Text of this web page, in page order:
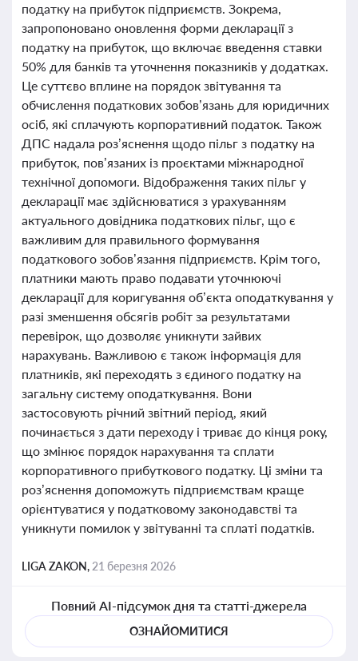
податку на прибуток підприємств. Зокрема,
запропоновано оновлення форми декларації з
податку на прибуток, що включає введення ставки
50% для банків та уточнення показників у додатках.
Це суттєво вплине на порядок звітування та
обчислення податкових зобов’язань для юридичних
осіб, які сплачують корпоративний податок. Також
ДПС надала роз’яснення щодо пільг з податку на
прибуток, пов’язаних із проєктами міжнародної
технічної допомоги. Відображення таких пільг у
декларації має здійснюватися з урахуванням
актуального довідника податкових пільг, що є
важливим для правильного формування
податкового зобов’язання підприємств. Крім того,
платники мають право подавати уточнюючі
декларації для коригування об’єкта оподаткування у
разі зменшення обсягів робіт за результатами
перевірок, що дозволяє уникнути зайвих
нарахувань. Важливою є також інформація для
платників, які переходять з єдиного податку на
загальну систему оподаткування. Вони
застосовують річний звітний період, який
починається з дати переходу і триває до кінця року,
що змінює порядок нарахування та сплати
корпоративного прибуткового податку. Ці зміни та
роз’яснення допоможуть підприємствам краще
орієнтуватися у податковому законодавстві та
уникнути помилок у звітуванні та сплаті податків.
LIGA ZAKON, 21 березня 2026
Повний AI-підсумок дня та статті-джерела
ОЗНАЙОМИТИСЯ